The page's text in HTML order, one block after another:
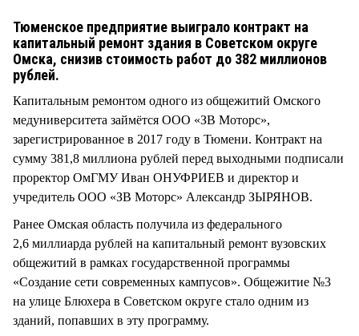
Тюменское предприятие выиграло контракт на
капитальный ремонт здания в Советском округе
Омска, снизив стоимость работ до 382 миллионов
рублей.
Капитальным ремонтом одного из общежитий Омского
медуниверситета займётся ООО «ЗВ Моторс»,
зарегистрированное в 2017 году в Тюмени. Контракт на
сумму 381,8 миллиона рублей перед выходными подписали
проректор ОмГМУ Иван ОНУФРИЕВ и директор и
учредитель ООО «ЗВ Моторс» Александр ЗЫРЯНОВ.
Ранее Омская область получила из федерального
2,6 миллиарда рублей на капитальный ремонт вузовских
общежитий в рамках государственной программы
«Создание сети современных кампусов». Общежитие №3
на улице Блюхера в Советском округе стало одним из
зданий, попавших в эту программу.